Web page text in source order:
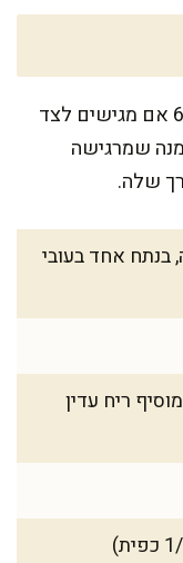
המתכון מספיק ל-4 מנות נדיבות, או ל-6 אם מגישים לצד
שמרגישה
שלה.
בנתח אחד בעובי
ריח עדין